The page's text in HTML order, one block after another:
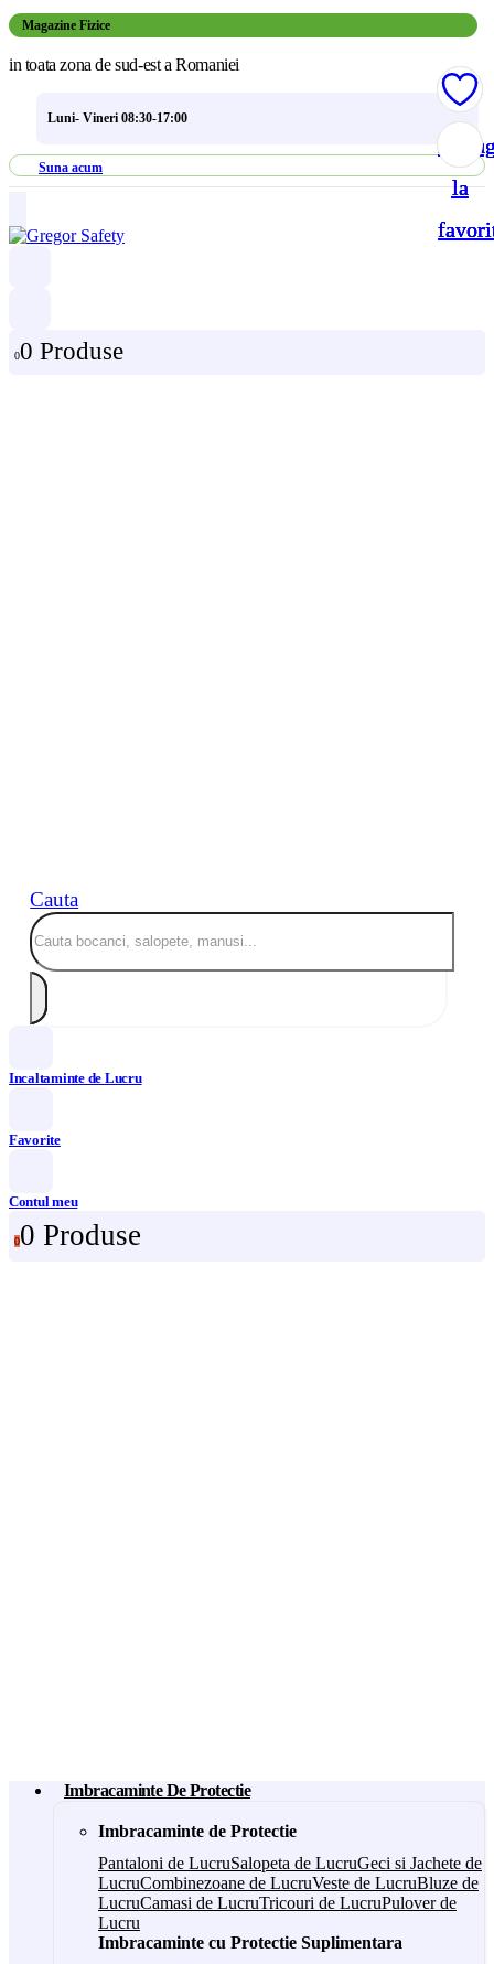
Magazine Fizice
in toata zona de sud-est a Romaniei
Luni- Vineri 08:30-17:00
Suna acum
00 Produse
Cauta
Incaltaminte de Lucru
Favorite
Contul meu
00 Produse
Imbracaminte De Protectie
Imbracaminte de Protectie
Pantaloni de LucruSalopeta de LucruGeci si Jachete de
LucruCombinezoane de LucruVeste de LucruBluze de
LucruCamasi de LucruTricouri de LucruPulover de
Lucru
Imbracaminte cu Protectie Suplimentara
la
la
la
la